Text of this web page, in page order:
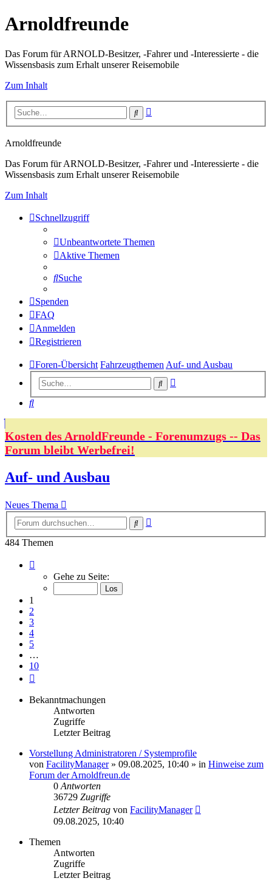
Arnoldfreunde
Das Forum für ARNOLD-Besitzer, -Fahrer und -Interessierte - die
Wissensbasis zum Erhalt unserer Reisemobile
Zum Inhalt
Suche
Arnoldfreunde
Das Forum für ARNOLD-Besitzer, -Fahrer und -Interessierte - die
Wissensbasis zum Erhalt unserer Reisemobile
Zum Inhalt
Schnellzugriff
Unbeantwortete Themen
Aktive Themen
Suche
Spenden
FAQ
Anmelden
Registrieren
Foren-Übersicht FahrzeugthemenAuf- und Ausbau
Suche
Suche
Kosten des ArnoldFreunde - Forenumzugs -- Das
Forum bleibt Werbefrei!
Auf- und Ausbau
Neues Thema
Suche
484 Themen
von
Gehe zu Seite:
1
2
3
4
5
…
10
Bekanntmachungen
Antworten
Zugriffe
Letzter Beitrag
Vorstellung Administratoren / Systemprofile
von FacilityManager» 09.08.2025, 10:40 » in Hinweise zum
Forum der Arnoldfreun.de
0Antworten
36729 Zugriffe
Letzter Beitrag von FacilityManager
09.08.2025, 10:40
Themen
Antworten
Zugriffe
Letzter Beitrag